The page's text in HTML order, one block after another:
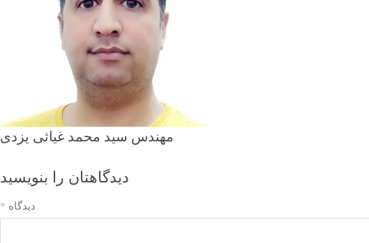
مهندس سید محمد غیاثی یزدی
دیدگاهتان را بنویسید
دیدگاه *